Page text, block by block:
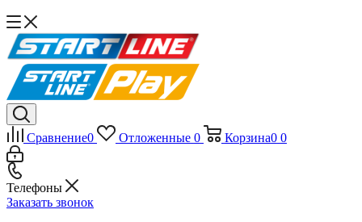
Сравнение0 Отложенные 0 Корзина0 0
Телефоны
Заказать звонок